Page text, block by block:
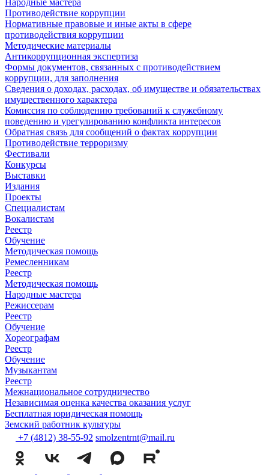
Народные мастера
Противодействие коррупции
Нормативные правовые и иные акты в сфере
противодействия коррупции
Методические материалы
Антикоррупционная экспертиза
Формы документов, связанных с противодействием
коррупции, для заполнения
Сведения о доходах, расходах, об имуществе и обязательствах
имущественного характера
Комиссия по соблюдению требований к служебному
поведению и урегулированию конфликта интересов
Обратная связь для сообщений о фактах коррупции
Противодействие терроризму
Фестивали
Конкурсы
Выставки
Издания
Проекты
Специалистам
Вокалистам
Реестр
Обучение
Методическая помощь
Ремесленникам
Реестр
Методическая помощь
Народные мастера
Режиссерам
Реестр
Обучение
Хореографам
Реестр
Обучение
Музыкантам
Реестр
Межнациональное сотрудничество
Независимая оценка качества оказания услуг
Бесплатная юридическая помощь
Земский работник культуры
+7 (4812) 38-55-92 smolzentrnt@mail.ru